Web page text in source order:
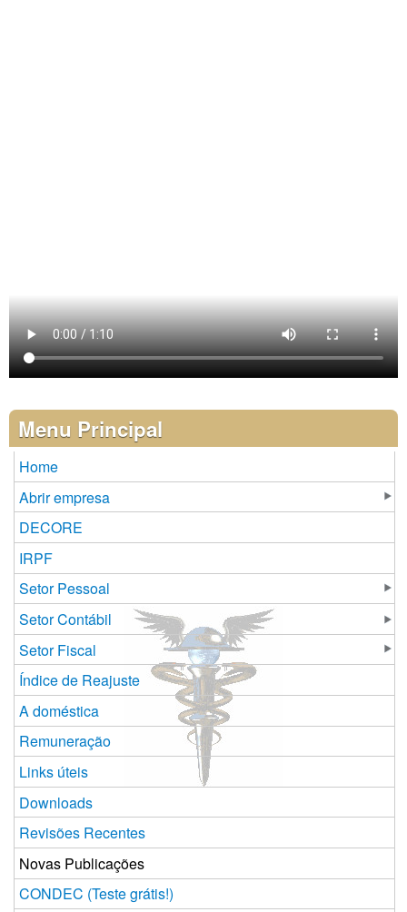
Menu Principal
Home
Abrir empresa
DECORE
IRPF
Setor Pessoal
Setor Contábil
Setor Fiscal
Índice de Reajuste
A doméstica
Remuneração
Links úteis
Downloads
Revisões Recentes
Novas Publicações
CONDEC (Teste grátis!)